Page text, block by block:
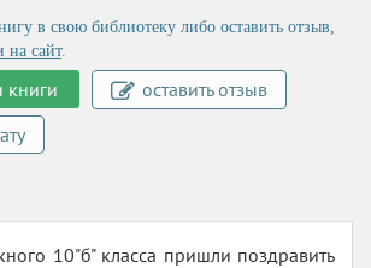
в свою библиотеку либо оставить отзыв,
на сайт.
книги
оставить отзыв
10"б" класса пришли поздравить